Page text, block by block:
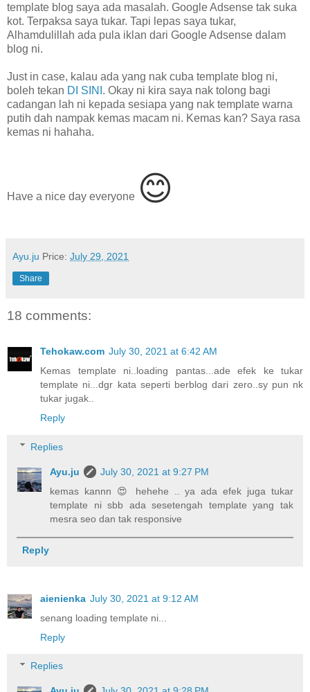
template blog saya ada masalah. Google Adsense tak suka
kot. Terpaksa saya tukar. Tapi lepas saya tukar,
Alhamdulillah ada pula iklan dari Google Adsense dalam
blog ni.
Just in case, kalau ada yang nak cuba template blog ni,
boleh tekan DI SINI . Okay ni kira saya nak tolong bagi
cadangan lah ni kepada sesiapa yang nak template warna
putih dah nampak kemas macam ni. Kemas kan? Saya rasa
kemas ni hahaha.
Have a nice day everyone 😊
Ayu.ju Price: July 29, 2021
Share
18 comments:
Tehokaw.com July 30, 2021 at 6:42 AM
Kemas template ni..loading pantas...ade efek ke tukar
template ni...dgr kata seperti berblog dari zero..sy pun nk
tukar jugak..
Reply
Replies
Ayu.ju
July 30, 2021 at 9:27 PM
kemas kannn 😍 hehehe .. ya ada efek juga tukar
template ni sbb ada sesetengah template yang tak
mesra seo dan tak responsive
Reply
aienienka July 30, 2021 at 9:12 AM
senang loading template ni...
Reply
Replies